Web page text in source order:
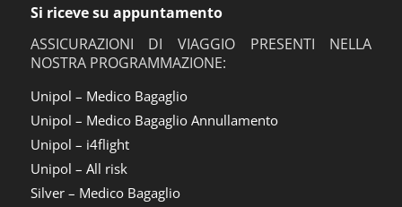
Si riceve su appuntamento
ASSICURAZIONI DI VIAGGIO PRESENTI NELLA
NOSTRA PROGRAMMAZIONE:
Unipol – Medico Bagaglio
Unipol – Medico Bagaglio Annullamento
Unipol – i4flight
Unipol – All risk
Silver – Medico Bagaglio